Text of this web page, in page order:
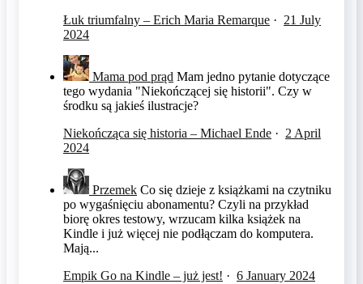
Łuk triumfalny – Erich Maria Remarque · 21 July
2024
Mama pod prąd Mam jedno pytanie dotyczące
tego wydania "Niekończącej się historii". Czy w
środku są jakieś ilustracje?
Niekończąca się historia – Michael Ende · 2 April
2024
Przemek Co się dzieje z książkami na czytniku
po wygaśnięciu abonamentu? Czyli na przykład
biorę okres testowy, wrzucam kilka książek na
Kindle i już więcej nie podłączam do komputera.
Mają...
Empik Go na Kindle – już jest! · 6 January 2024